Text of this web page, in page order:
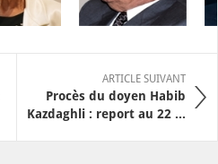
ARTICLE SUIVANT
Procès du doyen Habib
Kazdaghli : report au 22 ...